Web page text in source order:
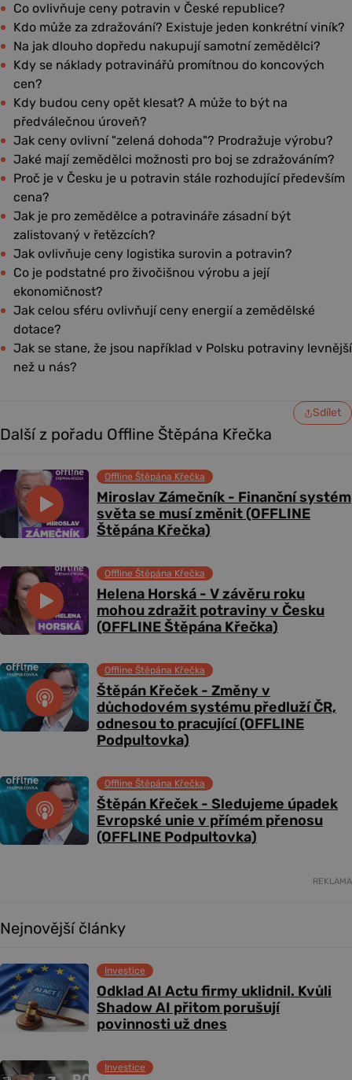
Co ovlivňuje ceny potravin v České republice?
Kdo může za zdražování? Existuje jeden konkrétní viník?
Na jak dlouho dopředu nakupují samotní zemědělci?
Kdy se náklady potravinářů promítnou do koncových
cen?
Kdy budou ceny opět klesat? A může to být na
předválečnou úroveň?
Jak ceny ovlivní "zelená dohoda"? Prodražuje výrobu?
Jaké mají zemědělci možnosti pro boj se zdražováním?
Proč je v Česku je u potravin stále rozhodující především
cena?
Jak je pro zemědělce a potravináře zásadní být
zalistovaný v řetězcích?
Jak ovlivňuje ceny logistika surovin a potravin?
Co je podstatné pro živočišnou výrobu a její
ekonomičnost?
Jak celou sféru ovlivňují ceny energií a zemědělské
dotace?
Jak se stane, že jsou například v Polsku potraviny levnější
než u nás?
Sdílet
Další z pořadu Offline Štěpána Křečka
Miroslav Zámečník - Finanční systém
světa se musí změnit (OFFLINE
Štěpána Křečka)
Offline Štěpána Křečka
Helena Horská - V závěru roku
mohou zdražit potraviny v Česku
(OFFLINE Štěpána Křečka)
Offline Štěpána Křečka
Štěpán Křeček - Změny v
důchodovém systému předluží ČR,
odnesou to pracující (OFFLINE
Podpultovka)
Offline Štěpána Křečka
Štěpán Křeček - Sledujeme úpadek
Evropské unie v přímém přenosu
(OFFLINE Podpultovka)
Offline Štěpána Křečka
REKLAMA
Nejnovější články
Odklad AI Actu firmy uklidnil. Kvůli
Shadow AI přitom porušují
povinnosti už dnes
Investice
Investice